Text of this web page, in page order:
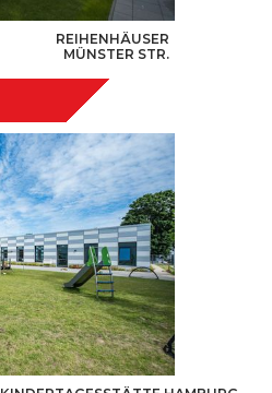
REIHENHÄUSER
MÜNSTER STR.